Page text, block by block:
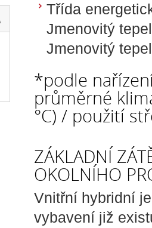
Třída
Jmenovitý
Jmenovitý
*podle
průměrné
°C) / použití
ZÁKLADNÍ
OKOLNÍHO
Vnitřní hybridní
vybavení již